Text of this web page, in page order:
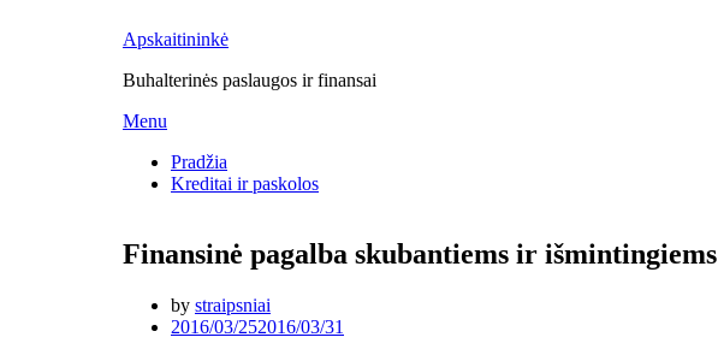
Apskaitininkė
Buhalterinės paslaugos ir finansai
Skip
content
Menu
Pradžia
Kreditai ir paskolos
Finansinė pagalba skubantiems ir išmintingiems
by straipsniai
Posted
2016/03/252016/03/31